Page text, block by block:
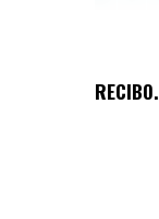
RECIBO.